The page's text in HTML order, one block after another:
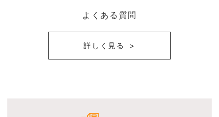
よくある質問
詳しく見る